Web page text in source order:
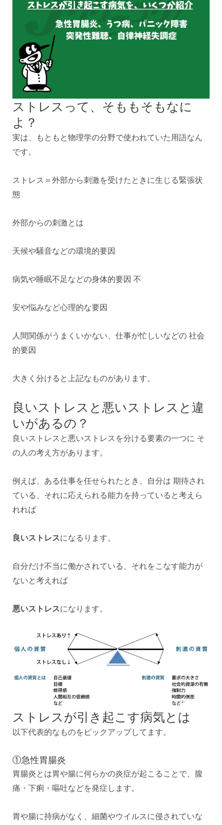
ストレスって、そももそもなに
よ？
実は、もともと物理学の分野で使われていた用語なん
です。
ストレス＝外部から刺激を受けたときに生じる緊張状
態
外部からの刺激とは
天候や騒音などの環境的要因
病気や睡眠不足などの身体的要因 不
安や悩みなど心理的な要因
人間関係がうまくいかない、仕事が忙しいなどの 社会
的要因
大きく分けると上記なものがあります。
良いストレスと悪いストレスと違
いがあるの？
良いストレスと悪いストレスを分ける要素の一つに そ
の人の考え方があります。
例えば、ある仕事を任せられたとき、自分は 期待され
ている、それに応えられる能力を持っていると考えら
れれば
良いストレスになるります。
自分だけ不当に働かされている、それをこなす能力が
ないと考えれば
悪いストレスになります。
ストレスが引き起こす病気とは
以下代表的なものをピックアップしてます。
①急性胃腸炎
胃腸炎とは胃や腸に何らかの炎症が起こることで、腹
痛・下痢・嘔吐などを発症します。
胃や腸に持病がなく、細菌やウイルスに侵されていな